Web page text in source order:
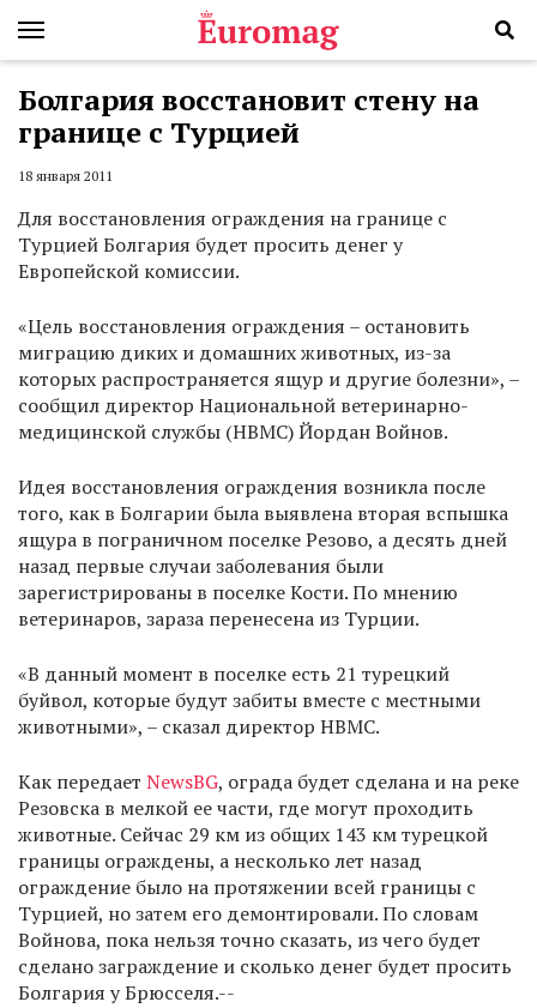
Болгария восстановит стену на
границе с Турцией
18 января 2011
Для восстановления ограждения на границе с
Турцией Болгария будет просить денег у
Европейской комиссии.
«Цель восстановления ограждения – остановить
миграцию диких и домашних животных, из-за
которых распространяется ящур и другие болезни», –
сообщил директор Национальной ветеринарно-
медицинской службы (НВМС) Йордан Войнов.
Идея восстановления ограждения возникла после
того, как в Болгарии была выявлена вторая вспышка
ящура в пограничном поселке Резово, а десять дней
назад первые случаи заболевания были
зарегистрированы в поселке Кости. По мнению
ветеринаров, зараза перенесена из Турции.
«В данный момент в поселке есть 21 турецкий
буйвол, которые будут забиты вместе с местными
животными», – сказал директор НВМС.
Как передает NewsBG, ограда будет сделана и на реке
Резовска в мелкой ее части, где могут проходить
животные. Сейчас 29 км из общих 143 км турецкой
границы ограждены, а несколько лет назад
ограждение было на протяжении всей границы с
Турцией, но затем его демонтировали. По словам
Войнова, пока нельзя точно сказать, из чего будет
сделано заграждение и сколько денег будет просить
Болгария у Брюсселя.--